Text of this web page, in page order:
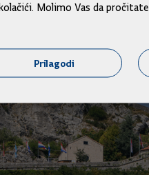
Molimo Vas da pročitate
Prilagodi